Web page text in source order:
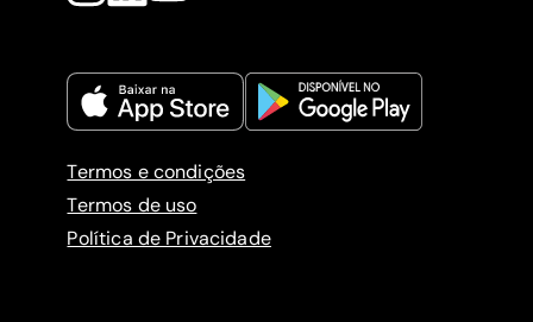
Termos e condições
Termos de uso
Política de Privacidade